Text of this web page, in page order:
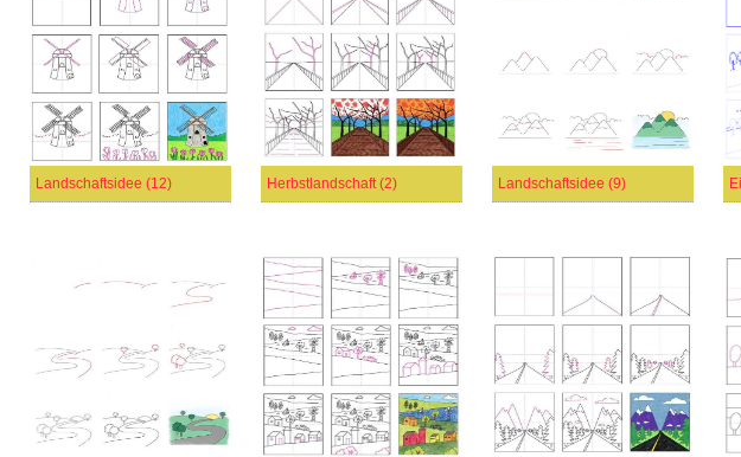
Landschaftsidee (12) Herbstlandschaft (2) Landschaftsidee (9)